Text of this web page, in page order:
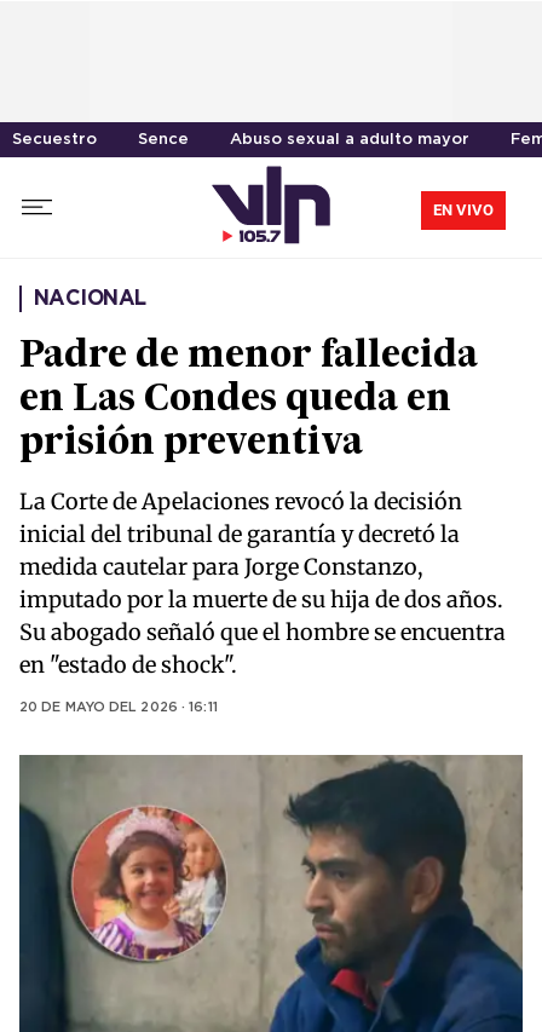
Secuestro Sence Abuso sexual a adulto mayor
EN VIVO
NACIONAL
Padre de menor fallecida
en Las Condes queda en
prisión preventiva
La Corte de Apelaciones revocó la decisión
inicial del tribunal de garantía y decretó la
medida cautelar para Jorge Constanzo,
imputado por la muerte de su hija de dos años.
Su abogado señaló que el hombre se encuentra
en "estado de shock".
20 DE MAYO DEL 2026 · 16:11